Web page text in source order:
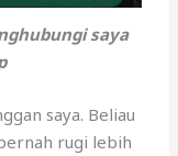
saya
saya. Beliau
rugi lebih